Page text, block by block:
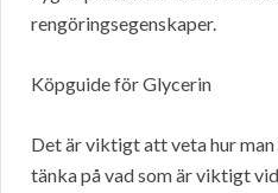
rengöringsegenskaper.
Köpguide för Glycerin
Det är viktigt att veta hur
tänka på vad som är viktigt